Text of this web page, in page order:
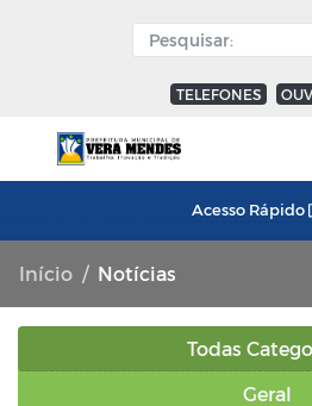
TELEFONES
Acesso Rápido
Início Notícias
Todas
Geral